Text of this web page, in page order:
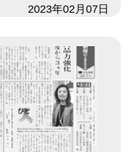
2023年02月07日